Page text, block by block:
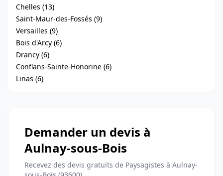
Chelles (13)
Saint-Maur-des-Fossés (9)
Versailles (9)
Bois d'Arcy (6)
Drancy (6)
Conflans-Sainte-Honorine (6)
Linas (6)
Demander un devis à
Aulnay-sous-Bois
Recevez des devis gratuits de Paysagistes à Aulnay-